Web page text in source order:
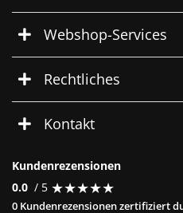
Webshop-Services
Rechtliches
Kontakt
Kundenrezensionen
0.0 / 5 ★★★★★
★★★★★
0 Kundenrezensionen zertifiziert